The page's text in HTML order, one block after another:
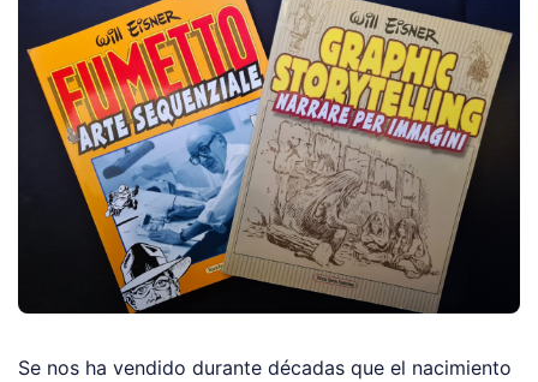
Se nos ha vendido durante décadas que el nacimiento